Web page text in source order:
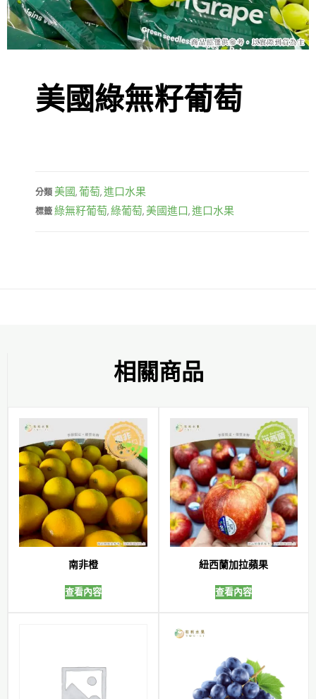
美國綠無籽葡萄
分類美國,葡萄,進口水果
標籤綠無籽葡萄,綠葡萄,美國進口,進口水果
相關商品
南非橙
查看內容
紐西蘭加拉蘋果
查看內容